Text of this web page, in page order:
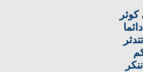
كوثر